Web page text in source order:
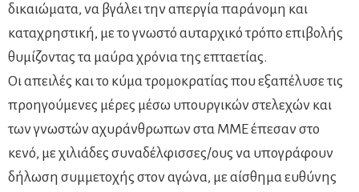
δικαιώματα, να βγάλει την απεργία παράνομη και
καταχρηστική, με το γνωστό αυταρχικό τρόπο επιβολής
θυμίζοντας τα μαύρα χρόνια της επταετίας.
Οι απειλές και το κύμα τρομοκρατίας που εξαπέλυσε τις
προηγούμενες μέρες μέσω υπουργικών στελεχών και
των γνωστών αχυράνθρωπων στα ΜΜΕ έπεσαν στο
κενό, με χιλιάδες συναδέλφισσες/ους να υπογράφουν
δήλωση συμμετοχής στον αγώνα, με αίσθημα ευθύνης